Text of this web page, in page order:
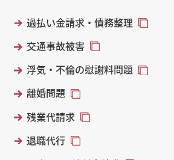
過払い金請求・債務整理
交通事故被害
浮気・不倫の慰謝料問題
離婚問題
残業代請求
退職代行